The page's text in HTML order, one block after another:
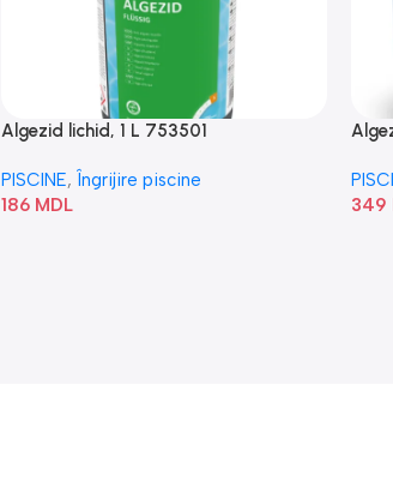
Algezid lichid, 1 L 753501
PISCINE, Îngrijire piscine
186 MDL
349